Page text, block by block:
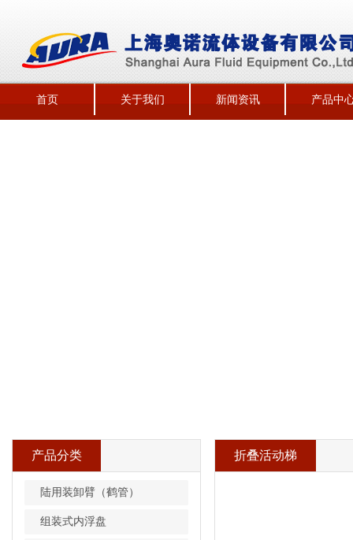
首页 关于我们 新闻资讯 产品中
产品分类
陆用装卸臂（鹤管）
组装式内浮盘
折叠活动梯